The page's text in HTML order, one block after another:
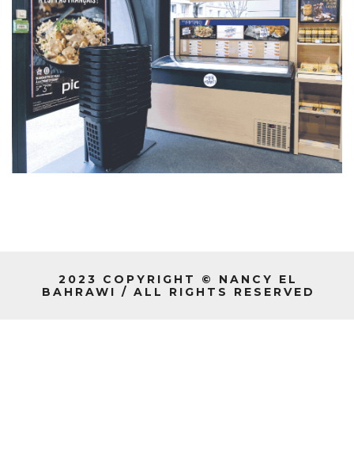
2023 COPYRIGHT © NANCY EL
BAHRAWI / ALL RIGHTS RESERVED